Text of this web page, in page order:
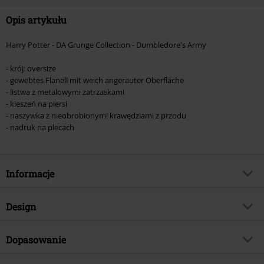
Opis artykułu
Harry Potter - DA Grunge Collection - Dumbledore's Army
- krój: oversize
- gewebtes Flanell mit weich angerauter Oberfläche
- listwa z metalowymi zatrzaskami
- kieszeń na piersi
- naszywka z nieobrobionymi krawędziami z przodu
- nadruk na plecach
Informacje
Numer artykułu
TYLKO w EMP
Design
Rodzaj artykułu
Dopasowanie